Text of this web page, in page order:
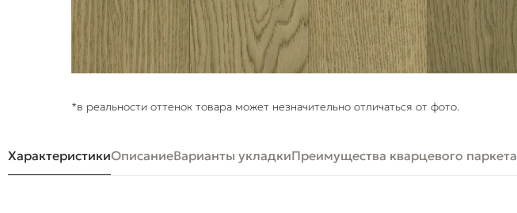
*в реальности оттенок товара может незначительно отличаться от фото.
ХарактеристикиОписаниеВарианты укладкиПреимущества кварцевого паркета